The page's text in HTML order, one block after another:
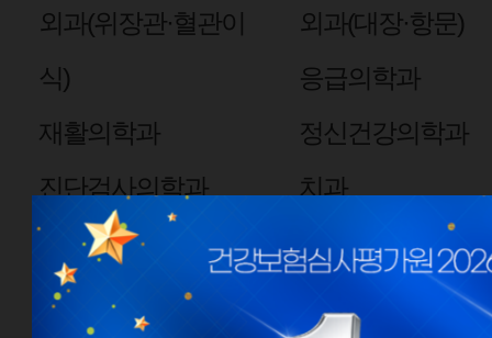
외과(위장관·혈관이
식)
외과(대장·항문)
응급의학과
재활의학과
정신건강의학과
진단검사의학과
치과
핵의학과
심장혈관흉부외과